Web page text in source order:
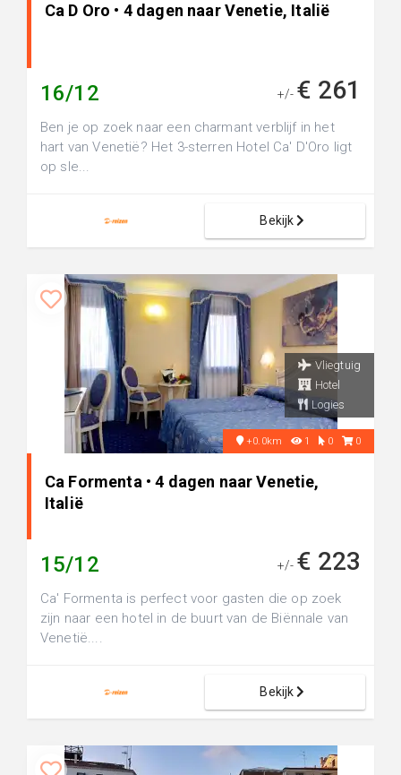
Ca D Oro • 4 dagen naar Venetie, Italië
16/12 +/- € 261
Ben je op zoek naar een charmant verblijf in het
hart van Venetië? Het 3-sterren Hotel Ca' D'Oro ligt
op sle...
Bekijk
Vliegtuig
Hotel
Logies
+0.0km 1 0 0
Ca Formenta • 4 dagen naar Venetie,
Italië
15/12 +/- € 223
Ca' Formenta is perfect voor gasten die op zoek
zijn naar een hotel in de buurt van de Biënnale van
Venetië....
Bekijk